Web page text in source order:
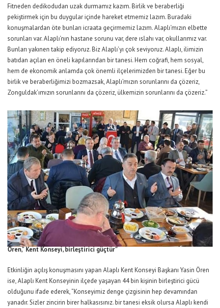
Fitneden dedikodudan uzak durmamız kazım. Birlik ve beraberliği
pekiştirmek için bu duygular içinde hareket etmemiz lazım. Buradaki
konuşmalardan öte bunları icraata geçirmemiz lazım. Alaplı’mızın elbette
sorunları var. Alaplı’nın hastane sorunu var, dere ıslahı var, okullarımız var.
Bunları yakınen takip ediyoruz. Biz Alaplı’yı çok seviyoruz. Alaplı, ilimizin
batıdan açılan en öneli kapılarından bir tanesi. Hem coğrafi, hem sosyal,
hem de ekonomik anlamda çok önemli ilçelerimizden bir tanesi. Eğer bu
birlik ve beraberliğimizi bozmazsak, Alaplı’mızın sorunlarını da çözeriz,
Zonguldak’ımızın sorunlarını da çözeriz, ülkemizin sorunlarını da çözeriz.”
Ören,” Kent Konseyi, birleştirici güçtür”
Etkinliğin açılış konuşmasını yapan Alaplı Kent Konseyi Başkanı Yasin Ören
ise, Alaplı Kent Konseyinin ilçede yaşayan 44 bin kişinin birleştirici gücü
olduğunu ifade ederek, “Konseyimiz denge çizgisinin hep devamından
yanadır. Sizler zincirin birer halkasısınız. bir tanesi eksik olursa Alaplı kendi